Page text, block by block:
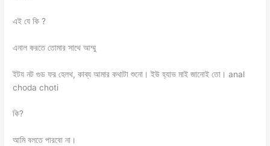
এই যে কি ?
এনাল করতে তোমার সাথে আম্মু
ইটয নট গুড ফর হেলথ, কাব্য আমার কথাটা শুনো। ইউ হ্যাভ মাই জানোই তো। anal
choda choti
কি?
আমি বলতে পারবো না।